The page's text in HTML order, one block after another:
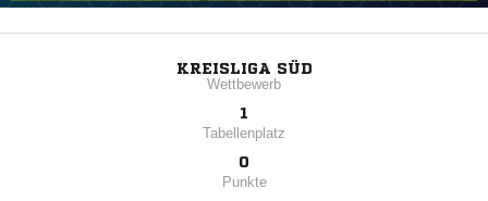
KREISLIGA SÜD
Wettbewerb
1
Tabellenplatz
0
Punkte